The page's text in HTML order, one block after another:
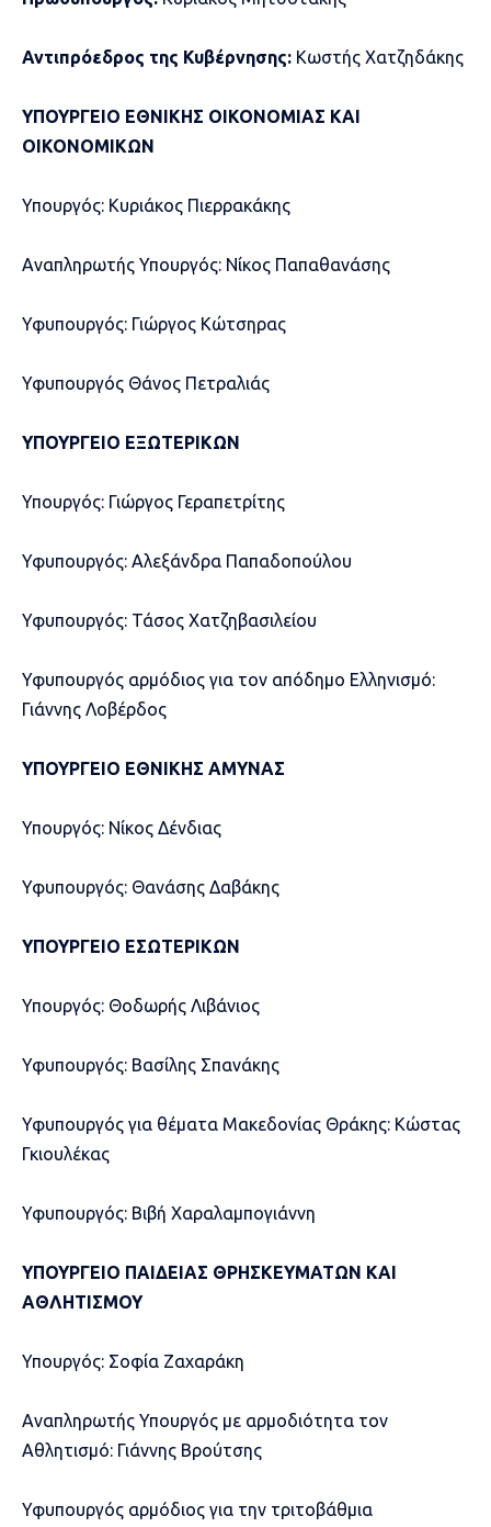
Αντιπρόεδρος της Κυβέρνησης: Κωστής Χατζηδάκης
ΥΠΟΥΡΓΕΙΟ ΕΘΝΙΚΗΣ ΟΙΚΟΝΟΜΙΑΣ ΚΑΙ
ΟΙΚΟΝΟΜΙΚΩΝ
Υπουργός: Κυριάκος Πιερρακάκης
Αναπληρωτής Υπουργός: Νίκος Παπαθανάσης
Υφυπουργός: Γιώργος Κώτσηρας
Υφυπουργός Θάνος Πετραλιάς
ΥΠΟΥΡΓΕΙΟ ΕΞΩΤΕΡΙΚΩΝ
Υπουργός: Γιώργος Γεραπετρίτης
Υφυπουργός: Αλεξάνδρα Παπαδοπούλου
Υφυπουργός: Τάσος Χατζηβασιλείου
Υφυπουργός αρμόδιος για τον απόδημο Ελληνισμό:
Γιάννης Λοβέρδος
ΥΠΟΥΡΓΕΙΟ ΕΘΝΙΚΗΣ ΑΜΥΝΑΣ
Υπουργός: Νίκος Δένδιας
Υφυπουργός: Θανάσης Δαβάκης
ΥΠΟΥΡΓΕΙΟ ΕΣΩΤΕΡΙΚΩΝ
Υπουργός: Θοδωρής Λιβάνιος
Υφυπουργός: Βασίλης Σπανάκης
Υφυπουργός για θέματα Μακεδονίας Θράκης: Κώστας
Γκιουλέκας
Υφυπουργός: Βιβή Χαραλαμπογιάννη
ΥΠΟΥΡΓΕΙΟ ΠΑΙΔΕΙΑΣ ΘΡΗΣΚΕΥΜΑΤΩΝ ΚΑΙ
ΑΘΛΗΤΙΣΜΟΥ
Υπουργός: Σοφία Ζαχαράκη
Αναπληρωτής Υπουργός με αρμοδιότητα τον
Αθλητισμό: Γιάννης Βρούτσης
Υφυπουργός αρμόδιος για την τριτοβάθμια